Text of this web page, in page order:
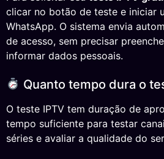
clicar no botão de teste e iniciar
WhatsApp. O sistema envia
de acesso, sem precisar
informar dados pessoais.
Quanto tempo dura o
O teste IPTV tem duração de
tempo suficiente para testar
séries e avaliar a qualidade do